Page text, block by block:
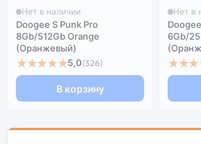
Нет в наличии
Doogee S Punk Pro
8Gb/512Gb Orange
(Оранжевый)
★★★★★5,0(326)
В корзину
Нет в
6Gb/